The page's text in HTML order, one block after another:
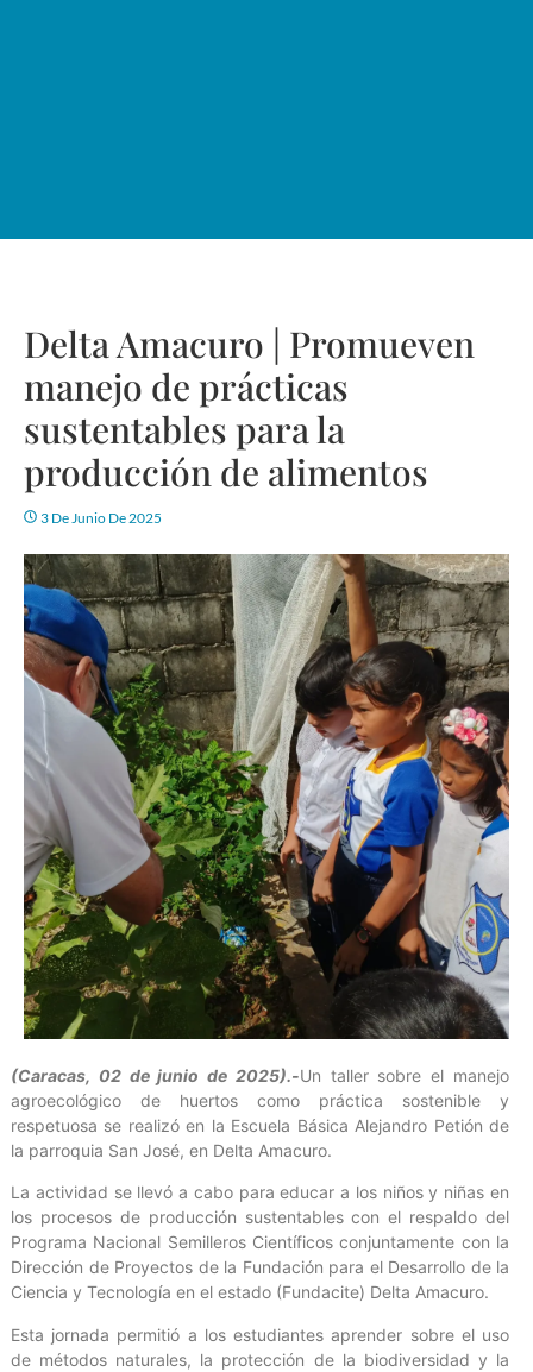
Delta Amacuro | Promueven
manejo de prácticas
sustentables para la
producción de alimentos
3 De Junio De 2025
(Caracas, 02 de junio de 2025).-Un taller sobre el manejo
agroecológico de huertos como práctica sostenible y
respetuosa se realizó en la Escuela Básica Alejandro Petión de
la parroquia San José, en Delta Amacuro.
La actividad se llevó a cabo para educar a los niños y niñas en
los procesos de producción sustentables con el respaldo del
Programa Nacional Semilleros Científicos conjuntamente con la
Dirección de Proyectos de la Fundación para el Desarrollo de la
Ciencia y Tecnología en el estado (Fundacite) Delta Amacuro.
Esta jornada permitió a los estudiantes aprender sobre el uso
de métodos naturales, la protección de la biodiversidad y la